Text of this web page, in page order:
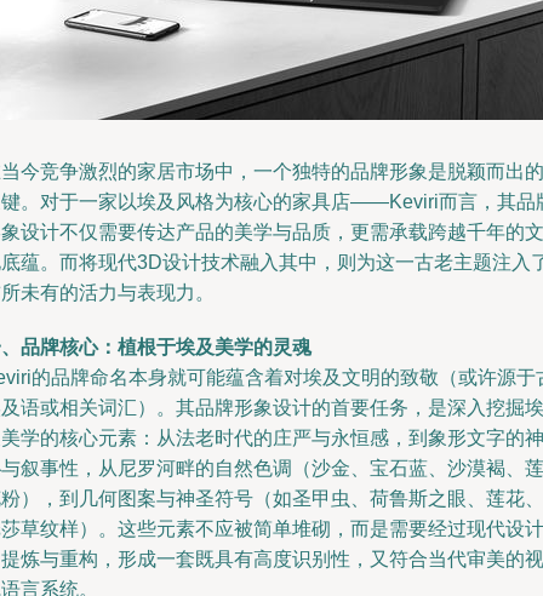
今竞争激烈的家居市场中，一个独特的品牌形象是脱颖而出的
。对于一家以埃及风格为核心的家具店——Keviri而言，其品
设计不仅需要传达产品的美学与品质，更需承载跨越千年的文
蕴。而将现代3D设计技术融入其中，则为这一古老主题注入
未有的活力与表现力。
品牌核心：植根于埃及美学的灵魂
的品牌命名本身就可能蕴含着对埃及文明的致敬（或许源于
语或相关词汇）。其品牌形象设计的首要任务，是深入挖掘埃
学的核心元素：从法老时代的庄严与永恒感，到象形文字的神
叙事性，从尼罗河畔的自然色调（沙金、宝石蓝、沙漠褐、莲
），到几何图案与神圣符号（如圣甲虫、荷鲁斯之眼、莲花、
草纹样）。这些元素不应被简单堆砌，而是需要经过现代设计
炼与重构，形成一套既具有高度识别性，又符合当代审美的视
言系统。